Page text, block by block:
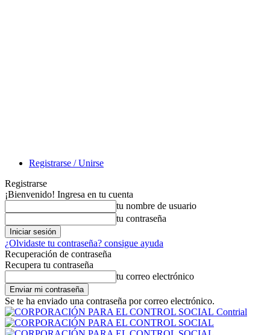
Registrarse / Unirse
Registrarse
¡Bienvenido! Ingresa en tu cuenta
tu nombre de usuario
tu contraseña
¿Olvidaste tu contraseña? consigue ayuda
Recuperación de contraseña
Recupera tu contraseña
tu correo electrónico
Se te ha enviado una contraseña por correo electrónico.
Contrial